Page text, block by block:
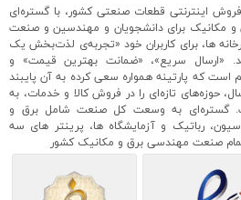
اینترنتی قطعات صنعتی کشور، با گستره‌ای
و مکانیک برای دانشجویان و مهندسین و صنعت
ها، برای کاربران خود «تجربه‌ی لذت‌بخش یک
«ارسال سریع»، «ضمانت بهترین قیمت» و
که پارتینه همواره سعی کرده به آن پایبند
حوزه‌های تازه‌ای را در فروش کالا و خدمات، به
گستره‌ای به وسعت کل صنعت شامل برق و
رباتیک و آزمایشگاه ها، پرینتر های سه
صنعت مهندسی برق و مکانیک کشور